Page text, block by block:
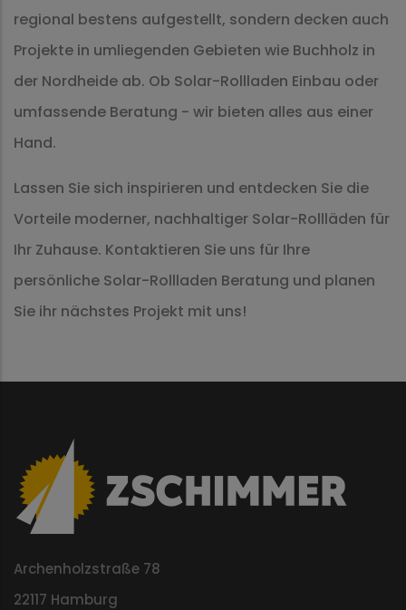
regional bestens aufgestellt, sondern decken auch
Projekte in umliegenden Gebieten wie Buchholz in
der Nordheide ab. Ob Solar-Rollladen Einbau oder
umfassende Beratung - wir bieten alles aus einer
Hand.
Lassen Sie sich inspirieren und entdecken Sie die
Vorteile moderner, nachhaltiger Solar-Rollläden für
Ihr Zuhause. Kontaktieren Sie uns für Ihre
persönliche Solar-Rollladen Beratung und planen
Sie ihr nächstes Projekt mit uns!
Archenholzstraße 78
22117 Hamburg